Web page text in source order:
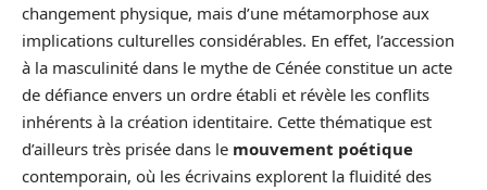
changement physique, mais d’une métamorphose aux
implications culturelles considérables. En effet, l’accession
à la masculinité dans le mythe de Cénée constitue un acte
de défiance envers un ordre établi et révèle les conflits
inhérents à la création identitaire. Cette thématique est
d’ailleurs très prisée dans le mouvement poétique
contemporain, où les écrivains explorent la fluidité des